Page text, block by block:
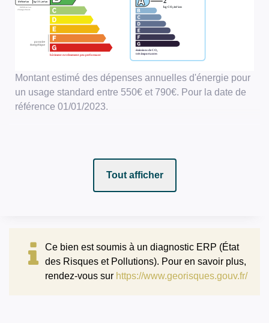
Montant estimé des dépenses annuelles d'énergie pour
un usage standard entre 550€ et 790€. Pour la date de
référence 01/01/2023.
Tout afficher
Ce bien est soumis à un diagnostic ERP (État
des Risques et Pollutions). Pour en savoir plus,
rendez-vous sur https://www.georisques.gouv.fr/